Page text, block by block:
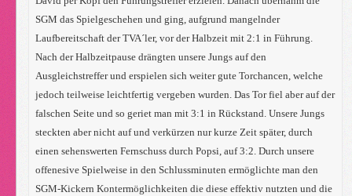
SGM das Spielgeschehen und ging, aufgrund mangelnder
Laufbereitschaft der TVA´ler, vor der Halbzeit mit 2:1 in Führung.
Nach der Halbzeitpause drängten unsere Jungs auf den
Ausgleichstreffer und erspielen sich weiter gute Torchancen, welche
jedoch teilweise leichtfertig vergeben wurden. Das Tor fiel aber auf der
falschen Seite und so geriet man mit 3:1 in Rückstand. Unsere Jungs
steckten aber nicht auf und verkürzen nur kurze Zeit später, durch
einen sehenswerten Fernschuss durch Popsi, auf 3:2. Durch unsere
offenesive Spielweise in den Schlussminuten ermöglichte man den
SGM-Kickern Kontermöglichkeiten die diese effektiv nutzten und die